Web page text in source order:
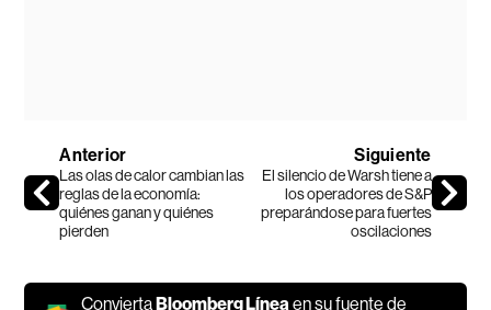
Anterior
Las olas de calor cambian las
reglas de la economía:
quiénes ganan y quiénes
pierden
Siguiente
El silencio de Warsh tiene a
los operadores de S&P
preparándose para fuertes
oscilaciones
ConviertaBloomberg Línea en su fuente de